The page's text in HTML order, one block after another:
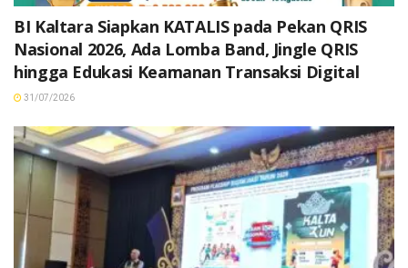
BI Kaltara Siapkan KATALIS pada Pekan QRIS
Nasional 2026, Ada Lomba Band, Jingle QRIS
hingga Edukasi Keamanan Transaksi Digital
31/07/2026